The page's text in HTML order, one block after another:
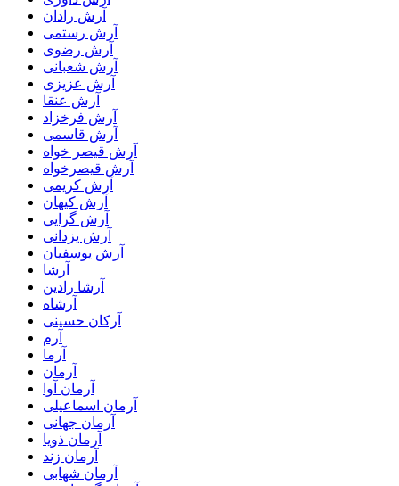
آرش رادان
آرش رستمى
آرش رضوی
آرش شعبانی
آرش عزیزی
آرش عنقا
آرش فرخزاد
آرش قاسمی
آرش قیصر خواه
آرش قیصرخواه
آرش کریمی
آرش کیهان
آرش گرایی
آرش یزدانی
آرش یوسفیان
آرشا
آرشا رادین
آرشاه
آرکان حسینی
آرم
آرما
آرمان
آرمان آوا
آرمان اسماعیلی
آرمان جهانی
آرمان ذویا
آرمان زند
آرمان شهابی